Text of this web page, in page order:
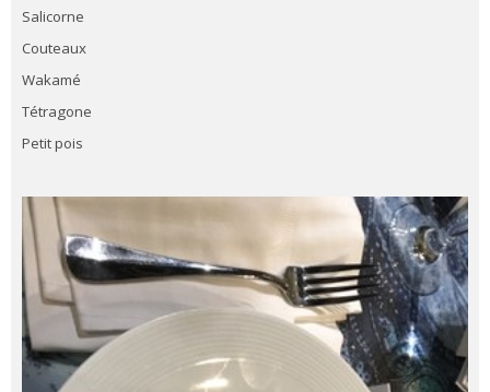
Salicorne
Couteaux
Wakamé
Tétragone
Petit pois